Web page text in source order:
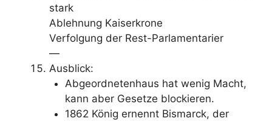
stark
Ablehnung Kaiserkrone
Verfolgung der Rest-Parlamentarier
—
Ausblick:
Abgeordnetenhaus hat wenig Macht,
kann aber Gesetze blockieren.
1862 König ernennt Bismarck, der